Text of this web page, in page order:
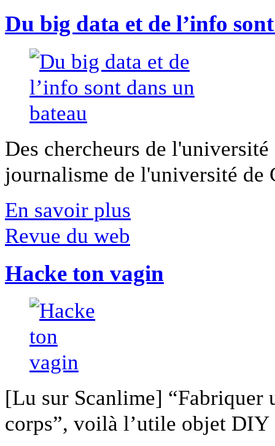
Du big data et de l’info
Des chercheurs de
journalisme de l'université
En savoir plus
Revue du web
Hacke ton vagin
[Lu sur Scanlime] “Fabriquer
corps”, voilà l’utile objet